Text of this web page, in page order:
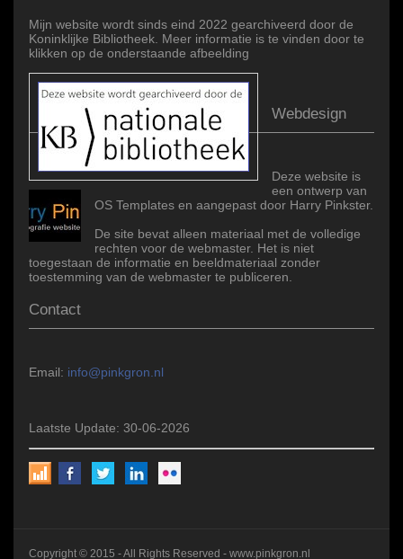
Mijn website wordt sinds eind 2022 gearchiveerd door de
Koninklijke Bibliotheek. Meer informatie is te vinden door te
klikken op de onderstaande afbeelding
Webdesign
Deze website is
een ontwerp van
OS Templates en aangepast door Harry Pinkster.
De site bevat alleen materiaal met de volledige
rechten voor de webmaster. Het is niet
toegestaan de informatie en beeldmateriaal zonder
toestemming van de webmaster te publiceren.
Contact
Email: info@pinkgron.nl
Laatste Update: 30-06-2026
Copyright © 2015 - All Rights Reserved -www.pinkgron.nl